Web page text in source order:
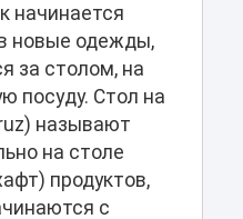
начинается
новые одежды,
за столом, на
посуду. Стол на
называют
на столе
продуктов,
с